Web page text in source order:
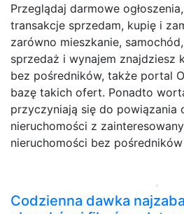
Przeglądaj darmowe
transakcje sprzedam, kupię i
zarówno mieszkanie,
sprzedaż i wynajem znajdziesz
bez pośredników, także portal
bazę takich ofert. Ponadto
przyczyniają się do powiązania
nieruchomości z
nieruchomości bez pośredników
Codzienna dawka